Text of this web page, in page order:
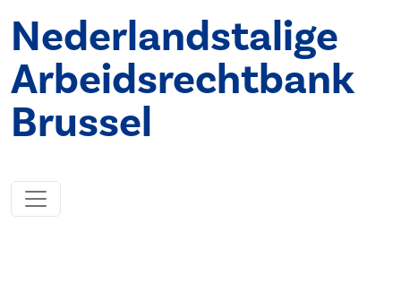
Nederlandstalige
Arbeidsrechtbank
Brussel